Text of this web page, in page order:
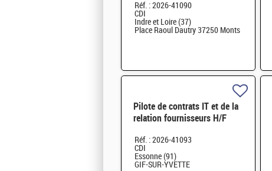
Réf. : 2026-41090
CDI
Indre et Loire (37)
Place Raoul Dautry 37250 Monts
Pilote de contrats IT et de la
relation fournisseurs H/F
Réf. : 2026-41093
CDI
Essonne (91)
GIF-SUR-YVETTE